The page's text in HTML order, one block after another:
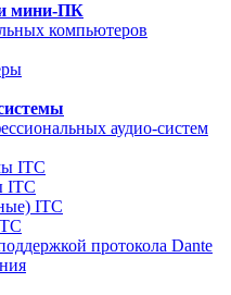
мини-ПК
компьютеров
аудио-систем
ITC
ITC
ITC
протокола Dante